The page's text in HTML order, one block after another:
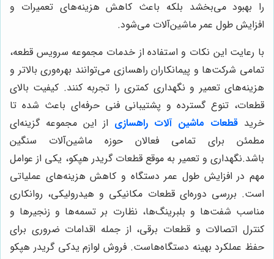
را بهبود می‌بخشد بلکه باعث کاهش هزینه‌های تعمیرات و
افزایش طول عمر ماشین‌آلات می‌شود.
با رعایت این نکات و استفاده از خدمات مجموعه سرویس قطعه،
تمامی شرکت‌ها و پیمانکاران راهسازی می‌توانند بهره‌وری بالاتر و
هزینه‌های تعمیر و نگهداری کمتری را تجربه کنند. کیفیت بالای
قطعات، تنوع گسترده و پشتیبانی فنی حرفه‌ای باعث شده تا
خرید قطعات ماشین آلات راهسازی از این مجموعه گزینه‌ای
مطمئن برای تمامی فعالان حوزه ماشین‌آلات سنگین
باشد.نگهداری و تعمیر به موقع قطعات گريدر هپكو، یکی از عوامل
مهم در افزایش طول عمر دستگاه و کاهش هزینه‌های عملیاتی
است. بررسی دوره‌ای قطعات مکانیکی و هیدرولیکی، روانکاری
مناسب شفت‌ها و بلبرینگ‌ها، نظارت بر تسمه‌ها و زنجیرها و
کنترل اتصالات و قطعات برقی، از جمله اقدامات ضروری برای
حفظ عملکرد بهینه دستگاه‌هاست. فروش لوازم يدكى گريدر هپكو